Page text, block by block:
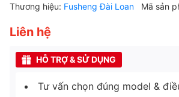
Thương hiệu: Fusheng Đài Loan Mã sản
Liên hệ
HỖ TRỢ & SỬ DỤNG
Tư vấn chọn đúng model &